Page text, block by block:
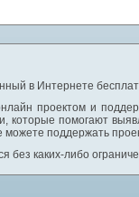
в Интернете
проектом и
которые помогают
поддержать
без каких-либо